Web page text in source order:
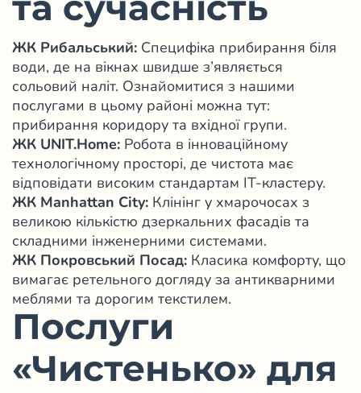
ЖК Рибальський: Специфіка прибирання біля
води, де на вікнах швидше з’являється
сольовий наліт. Ознайомитися з нашими
послугами в цьому районі можна тут:
прибирання коридору та вхідної групи.
ЖК UNIT.Home: Робота в інноваційному
технологічному просторі, де чистота має
відповідати високим стандартам IT-кластеру.
ЖК Manhattan City: Клінінг у хмарочосах з
великою кількістю дзеркальних фасадів та
складними інженерними системами.
ЖК Покровський Посад: Класика комфорту, що
вимагає ретельного догляду за антикварними
меблями та дорогим текстилем.
Послуги
«Чистенько» для